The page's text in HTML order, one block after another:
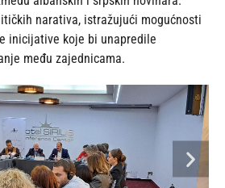
narativa, istražujući mogućnosti
inicijative koje bi unapredile
među zajednicama.